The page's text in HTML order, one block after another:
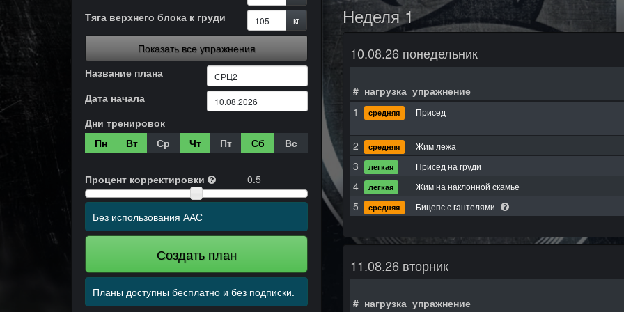
Тяга верхнего блока к груди кг
Показать все упражнения
Название плана
Дата начала
Дни тренировок
Пн
Вт Ср Чт Пт Сб Вс
Процент корректировки 0.5
Без использования ААС
Создать план
Планы доступны бесплатно и без подписки.
Неделя 1
10.08.26 понедельник
# нагрузка упражнение
1
средняя Присед
2 средняя Жим лежа
3 легкая Присед на груди
4 легкая Жим на наклонной скамье
5 средняя Бицепс с гантелями
11.08.26 вторник
# нагрузка упражнение